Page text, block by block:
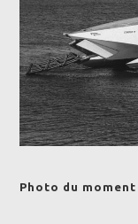
Photo du moment